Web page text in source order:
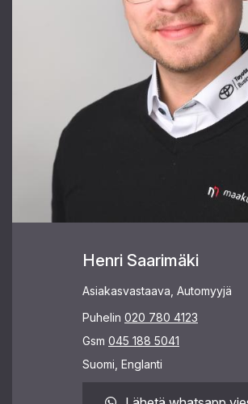
Henri Saarimäki
Asiakasvastaava, Automyyjä
Puhelin 020 780 4123
Gsm 045 188 5041
Suomi, Englanti